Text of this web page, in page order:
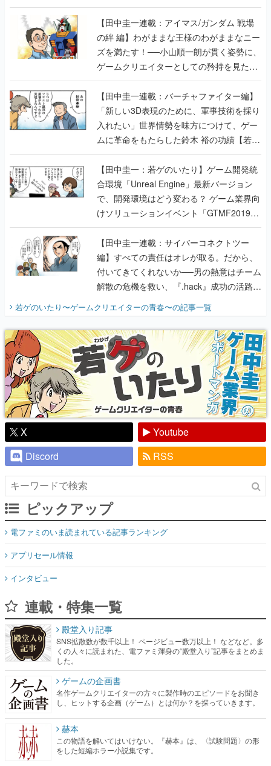
【田中圭一連載：アイマス/ガンダム 戦場
の絆 編】わがままな王様のわがままなニー
ズを満たす！──小山順一朗が貫く姿勢に、
ゲームクリエイターとしての矜持を見た
【若ゲのいたり最終回】
【田中圭一連載：バーチャファイター編】
「新しい3D表現のために、軍事技術を採り
入れたい」世界情勢を味方につけて、ゲー
ムに革命をもたらした鈴木 裕の功績【若ゲ
のいたり】
【田中圭一：若ゲのいたり】ゲーム開発統
合環境「Unreal Engine」最新バージョン
で、開発環境はどう変わる？ ゲーム業界向
けソリューションイベント「GTMF2019」
に行って、より理解を深めよう【PR】
【田中圭一連載：サイバーコネクトツー
編】すべての責任はオレが取る。だから、
付いてきてくれないか──男の熱意はチーム
解散の危機を救い、『.hack』成功の活路を
開く。業界の快男児・松山 洋に流れる血は
『少年ジャンプ』色だった【若ゲのいた
り】
若ゲのいたり〜ゲームクリエイターの青春〜の記事一覧
X
Youtube
Discord
RSS
ピックアップ
電ファミのいま読まれている記事ランキング
アプリセール情報
インタビュー
連載・特集一覧
殿堂入り記事
SNS拡散数が数千以上！ ページビュー数万以上！ などなど。多
くの人々に読まれた、電ファミ渾身の“殿堂入り”記事をまとめま
した。
ゲームの企画書
名作ゲームクリエイターの方々に製作時のエピソードをお聞き
し、ヒットする企画（ゲーム）とは何か？を探っていきます。
赫本
この物語を解いてはいけない。『赫本』は、〈試験問題〉の形
をした短編ホラー小説集です。